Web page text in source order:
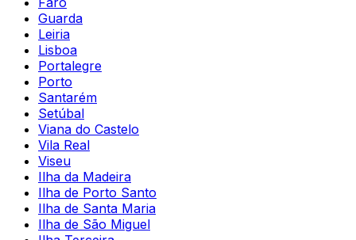
Guarda
Leiria
Lisboa
Portalegre
Porto
Santarém
Setúbal
Viana do Castelo
Vila Real
Viseu
Ilha da Madeira
Ilha de Porto Santo
Ilha de Santa Maria
Ilha de São Miguel